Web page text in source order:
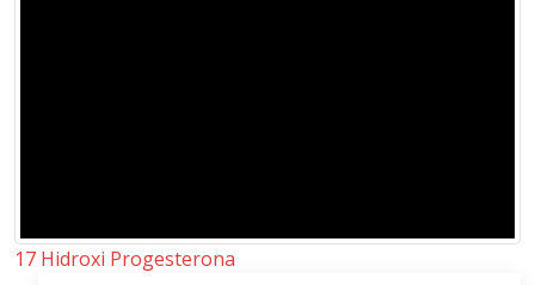
17 Hidroxi Progesterona